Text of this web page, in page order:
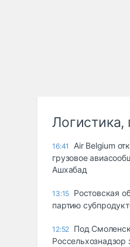
Логистика,
16:41
Air Belgium
грузовое
Ашхабад
13:15 Ростовская
партию
12:52 Под
Россельхознадзор